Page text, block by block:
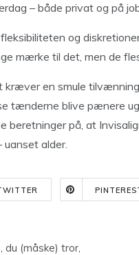
– både privat og på
og
mærke til det, men de
en smule
tænderne blive pænere
beretninger på, at
alder.
du (måske) tror,